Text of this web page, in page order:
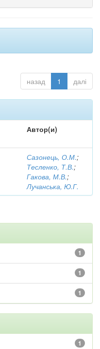
назад 1 далі
Автор(и)
Сазонець, О.М.;
Тесленко, Т.В.;
Гакова, М.В.;
Лучанська, Ю.Г.
1
1
1
1